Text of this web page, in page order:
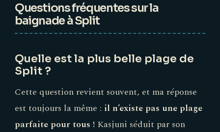
Questions fréquentes sur la
baignade à Split
Quelle est la plus belle plage de
Split ?
Cette question revient souvent, et ma réponse
est toujours la même : il n’existe pas une plage
parfaite pour tous ! Kasjuni séduit par son